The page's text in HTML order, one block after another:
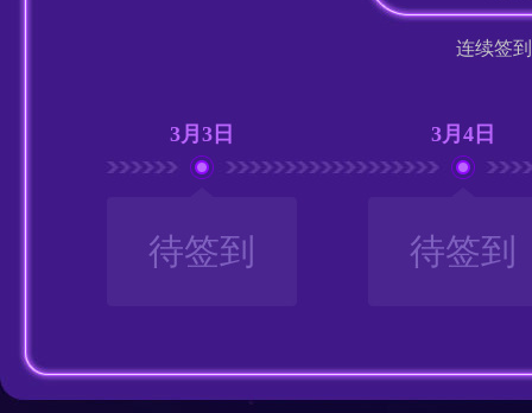
连续签
3月3日
待签到
3月4日
待签到